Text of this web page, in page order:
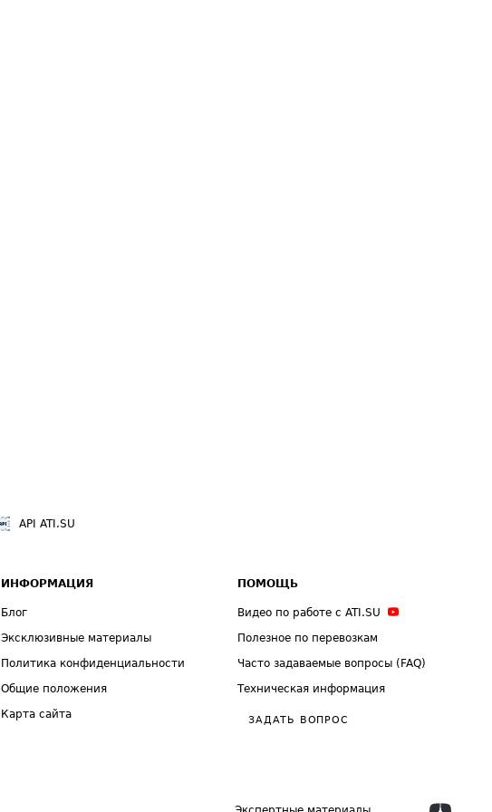
API ATI.SU
ИНФОРМАЦИЯ
Блог
Эксклюзивные материалы
Политика конфиденциальности
Общие положения
Карта сайта
ПОМОЩЬ
Видео по работе с ATI.SU
Полезное по перевозкам
Часто задаваемые вопросы (FAQ)
Техническая информация
ЗАДАТЬ ВОПРОС